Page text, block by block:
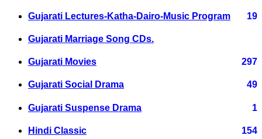
Gujarati Lectures-Katha-Dairo-Music Program 19
Gujarati Marriage Song CDs.
Gujarati Movies 297
Gujarati Social Drama 49
Gujarati Suspense Drama 1
Hindi Classic 154